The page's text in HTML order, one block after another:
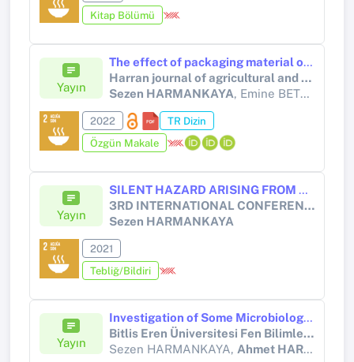
Kitap Bölümü
Yayın
The effect of packaging material on some quality properties and shelf life of yoğurt
Harran journal of agricultural and food science
Sezen HARMANKAYA, Emine BETÜL AKALIN ÖZAĞDAŞ, Koray İŞBARALI
2022
TR Dizin
Özgün Makale
Yayın
SILENT HAZARD ARISING FROM FOOD PACKAGING "MIGRATION"
3RD INTERNATIONAL CONFERENCE ON FOOD, AGRICULTURE AND VETERINARY June 19-20, 2021 / EGE UNIVERSITY, TURKEY
Sezen HARMANKAYA
2021
Tebliğ/Bildiri
Yayın
Investigation of Some Microbiological and Chemical Properties of Different Cheeses
Bitlis Eren Üniversitesi Fen Bilimleri Dergisi
Sezen HARMANKAYA, Ahmet HARMANKAYA